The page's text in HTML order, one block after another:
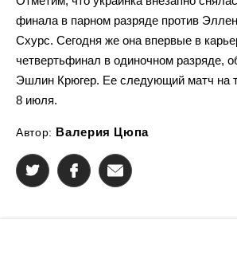
финала в парном разряде против
Схурс. Сегодня же она впервые в
четвертьфинал в одиночном разряде,
Эшлин Крюгер. Ее следующий матч на
8 июля.
Автор: Валерия Цюпа